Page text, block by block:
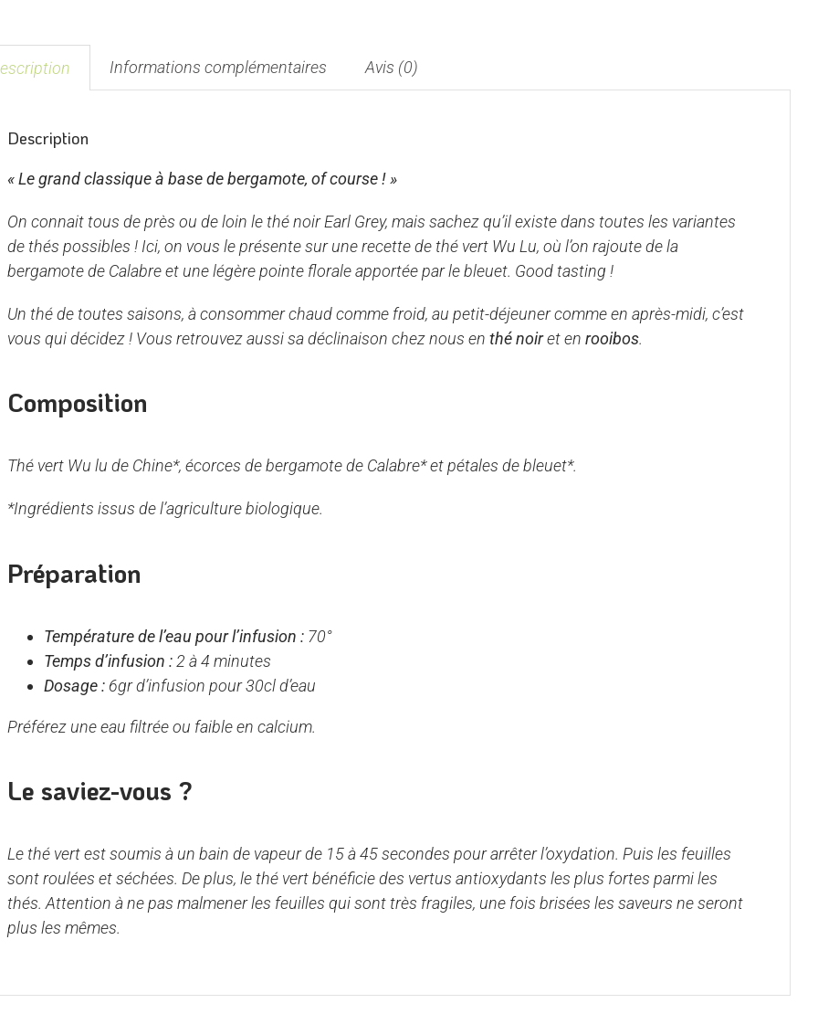
Informations complémentaires Avis (0)
Description
« Le grand classique à base de bergamote, of course ! »
On connait tous de près ou de loin le thé noir Earl Grey, mais sachez qu’il existe dans toutes les variantes
de thés possibles ! Ici, on vous le présente sur une recette de thé vert Wu Lu, où l’on rajoute de la
bergamote de Calabre et une légère pointe florale apportée par le bleuet. Good tasting !
Un thé de toutes saisons, à consommer chaud comme froid, au petit-déjeuner comme en après-midi, c’est
vous qui décidez ! Vous retrouvez aussi sa déclinaison chez nous enthé noiret enrooibos.
Composition
Thé vert Wu lu de Chine*, écorces de bergamote de Calabre* et pétales de bleuet*.
*Ingrédients issus de l’agriculture biologique.
Préparation
Température de l’eau pour l’infusion : 70°
Temps d’infusion : 2 à 4 minutes
Dosage : 6gr d’infusion pour 30cl d’eau
Préférez une eau filtrée ou faible en calcium.
Le saviez-vous ?
Le thé vert est soumis à un bain de vapeur de 15 à 45 secondes pour arrêter l’oxydation. Puis les feuilles
sont roulées et séchées. De plus, le thé vert bénéficie des vertus antioxydants les plus fortes parmi les
thés. Attention à ne pas malmener les feuilles qui sont très fragiles, une fois brisées les saveurs ne seront
plus les mêmes.